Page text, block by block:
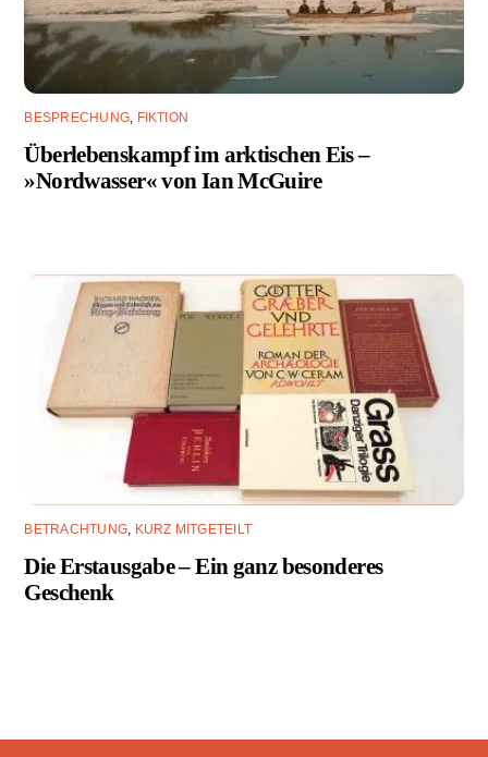
BESPRECHUNG FIKTION
Überlebenskampf im arktischen Eis –
»Nordwasser« von Ian McGuire
BETRACHTUNG, KURZ MITGETEILT
Die Erstausgabe – Ein ganz besonderes
Geschenk